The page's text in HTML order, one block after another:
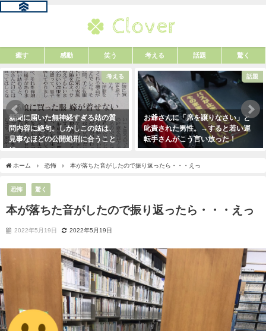
癒す 感動 笑う 考える 話題 驚く
考える
新聞に届いた無神経すぎる姑の質
問内容に絶句。しかしこの姑は、
見事なほどの公開処刑に合うこと
に・・・
2021年3月13日
話題
お爺さんに「席を譲りなさい」と
叱責された男性。→すると若い運
転手さんがこう言い放った！
ホーム 恐怖 本が落ちた音がしたので振り返ったら・・・えっ
恐怖 驚く
本が落ちた音がしたので振り返ったら・・・えっ
2022年5月19日 2022年5月19日